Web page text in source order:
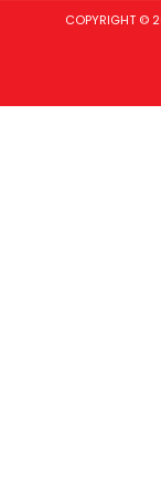
COPYRIGHT ©